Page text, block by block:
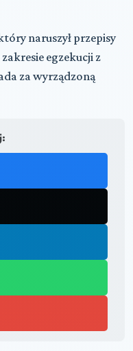
naruszył przepisy
egzekucji z
za wyrządzoną